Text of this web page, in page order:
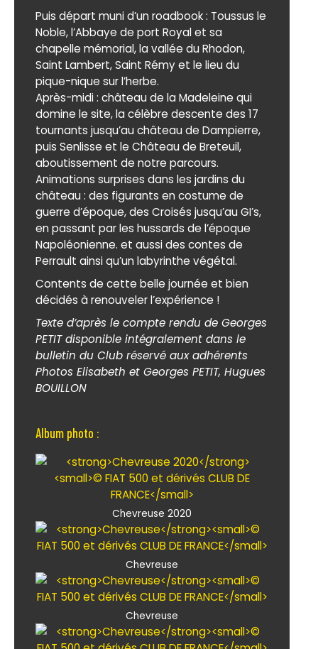
Puis départ muni d’un roadbook : Toussus le
Noble, l’Abbaye de port Royal et sa
chapelle mémorial, la vallée du Rhodon,
Saint Lambert, Saint Rémy et le lieu du
pique-nique sur l’herbe.
Après-midi : château de la Madeleine qui
domine le site, la célèbre descente des 17
tournants jusqu’au château de Dampierre,
puis Senlisse et le Château de Breteuil,
aboutissement de notre parcours.
Animations surprises dans les jardins du
château : des figurants en costume de
guerre d’époque, des Croisés jusqu’au GI’s,
en passant par les hussards de l’époque
Napoléonienne. et aussi des contes de
Perrault ainsi qu’un labyrinthe végétal.
Contents de cette belle journée et bien
décidés à renouveler l’expérience !
Texte d’après le compte rendu de Georges
PETIT disponible intégralement dans le
bulletin du Club réservé aux adhérents
Photos Elisabeth et Georges PETIT, Hugues
BOUILLON
Album photo :
Chevreuse 2020
Chevreuse
Chevreuse